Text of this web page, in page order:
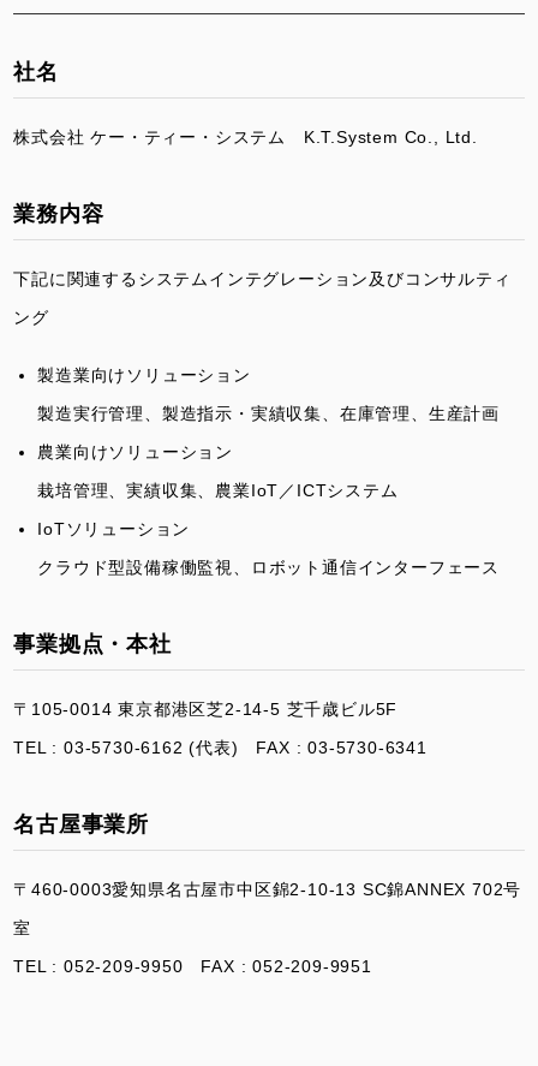
社名
株式会社 ケー・ティー・システム K.T.System Co., Ltd.
業務内容
下記に関連するシステムインテグレーション及びコンサルティ
ング
製造業向けソリューション
製造実行管理、製造指示・実績収集、在庫管理、生産計画
農業向けソリューション
栽培管理、実績収集、農業IoT／ICTシステム
IoTソリューション
クラウド型設備稼働監視、ロボット通信インターフェース
事業拠点・本社
〒105-0014 東京都港区芝2-14-5 芝千歳ビル5F
TEL : 03-5730-6162 (代表) FAX : 03-5730-6341
名古屋事業所
〒460-0003愛知県名古屋市中区錦2-10-13 SC錦ANNEX 702号
室
TEL : 052-209-9950 FAX : 052-209-9951